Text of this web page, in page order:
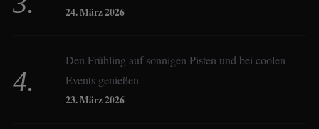
Derk Hoberg
24. März 2026
Den Frühling auf sonnigen Pisten und bei coolen
Events genießen
23. März 2026